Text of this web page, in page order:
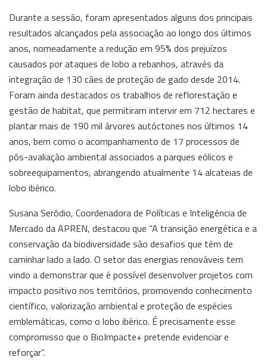
Durante a sessão, foram apresentados alguns dos principais
resultados alcançados pela associação ao longo dos últimos
anos, nomeadamente a redução em 95% dos prejuízos
causados por ataques de lobo a rebanhos, através da
integração de 130 cães de proteção de gado desde 2014.
Foram ainda destacados os trabalhos de reflorestação e
gestão de habitat, que permitiram intervir em 712 hectares e
plantar mais de 190 mil árvores autóctones nos últimos 14
anos, bem como o acompanhamento de 17 processos de
pós-avaliação ambiental associados a parques eólicos e
sobreequipamentos, abrangendo atualmente 14 alcateias de
lobo ibérico.
Susana Serôdio, Coordenadora de Políticas e Inteligência de
Mercado da APREN, destacou que “A transição energética e a
conservação da biodiversidade são desafios que têm de
caminhar lado a lado. O setor das energias renováveis tem
vindo a demonstrar que é possível desenvolver projetos com
impacto positivo nos territórios, promovendo conhecimento
científico, valorização ambiental e proteção de espécies
emblemáticas, como o lobo ibérico. É precisamente esse
compromisso que o BioImpacte+ pretende evidenciar e
reforçar”.